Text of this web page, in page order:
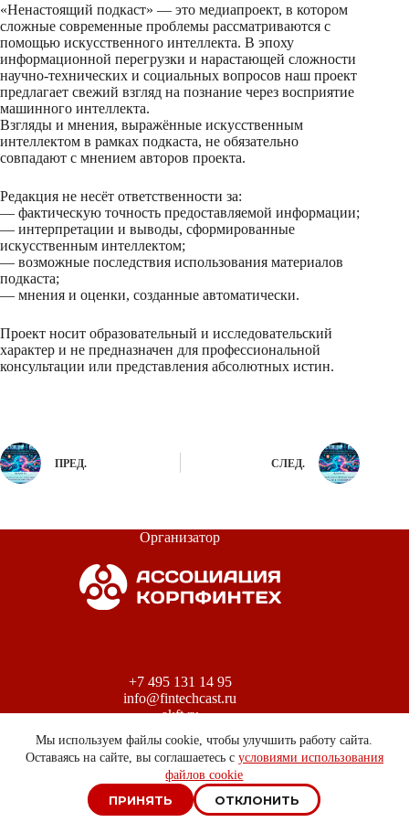
Мы используем файлы cookie, чтобы улучшить работу сайта.
Оставаясь на сайте, вы соглашаетесь с условиями использования
файлов cookie
ПРИНЯТЬ ОТКЛОНИТЬ
«Ненастоящий подкаст» — это медиапроект, в котором
сложные современные проблемы рассматриваются с
помощью искусственного интеллекта. В эпоху
информационной перегрузки и нарастающей сложности
научно-технических и социальных вопросов наш проект
предлагает свежий взгляд на познание через восприятие
машинного интеллекта.
Взгляды и мнения, выражённые искусственным
интеллектом в рамках подкаста, не обязательно
совпадают с мнением авторов проекта.
Редакция не несёт ответственности за:
— фактическую точность предоставляемой информации;
— интерпретации и выводы, сформированные
искусственным интеллектом;
— возможные последствия использования материалов
подкаста;
— мнения и оценки, созданные автоматически.
Проект носит образовательный и исследовательский
характер и не предназначен для профессиональной
консультации или представления абсолютных истин.
ПРЕД. СЛЕД.
Организатор
+7 495 131 14 95
info@fintechcast.ru
akft.ru
Положение о персональных данных
Пользовательское соглашение